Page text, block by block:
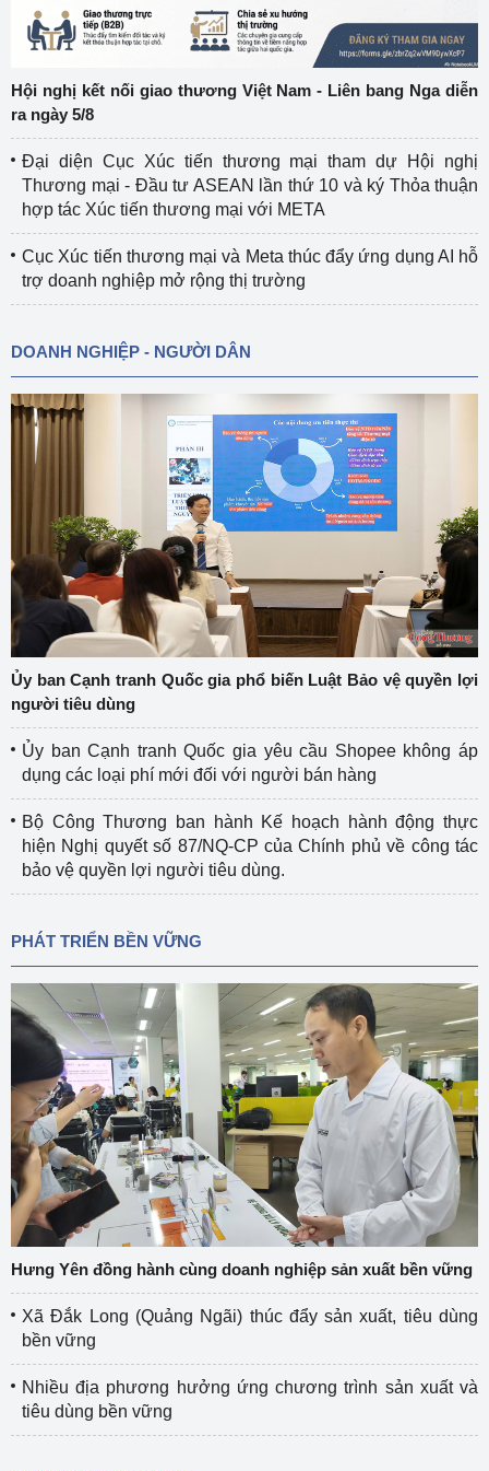
Hội nghị kết nối giao thương Việt Nam - Liên bang Nga diễn
ra ngày 5/8
Đại diện Cục Xúc tiến thương mại tham dự Hội nghị
Thương mại - Đầu tư ASEAN lần thứ 10 và ký Thỏa thuận
hợp tác Xúc tiến thương mại với META
Cục Xúc tiến thương mại và Meta thúc đẩy ứng dụng AI hỗ
trợ doanh nghiệp mở rộng thị trường
DOANH NGHIỆP - NGƯỜI DÂN
Ủy ban Cạnh tranh Quốc gia phổ biến Luật Bảo vệ quyền lợi
người tiêu dùng
Ủy ban Cạnh tranh Quốc gia yêu cầu Shopee không áp
dụng các loại phí mới đối với người bán hàng
Bộ Công Thương ban hành Kế hoạch hành động thực
hiện Nghị quyết số 87/NQ-CP của Chính phủ về công tác
bảo vệ quyền lợi người tiêu dùng.
PHÁT TRIỂN BỀN VỮNG
Hưng Yên đồng hành cùng doanh nghiệp sản xuất bền vững
Xã Đắk Long (Quảng Ngãi) thúc đẩy sản xuất, tiêu dùng
bền vững
Nhiều địa phương hưởng ứng chương trình sản xuất và
tiêu dùng bền vững